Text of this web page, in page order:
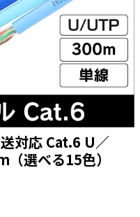
資
レ
対応 Cat.6 U／
選べる15色）